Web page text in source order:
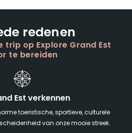
redenen
trip op Explore Grand Est
te bereiden
Est verkennen
toeristische, sportieve, culturele
van onze mooie streek.